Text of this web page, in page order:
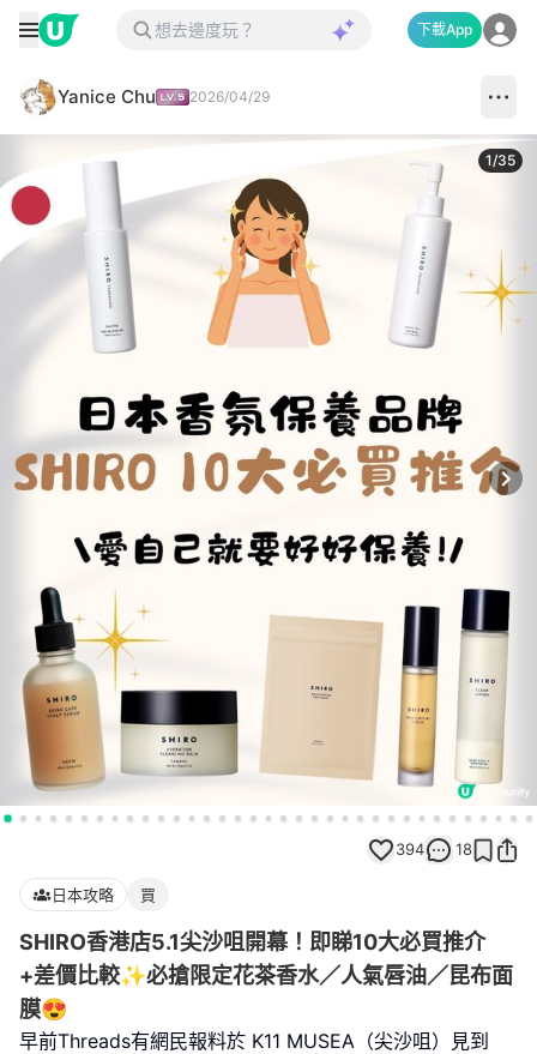
下載App
Yanice Chu 2026/04/29
1/35
394 18
日本攻略 買
SHIRO香港店5.1尖沙咀開幕！即睇10大必買推介
+差價比較✨必搶限定花茶香水／人氣唇油／昆布面
膜😍
早前Threads有網民報料於 K11 MUSEA（尖沙咀）見到